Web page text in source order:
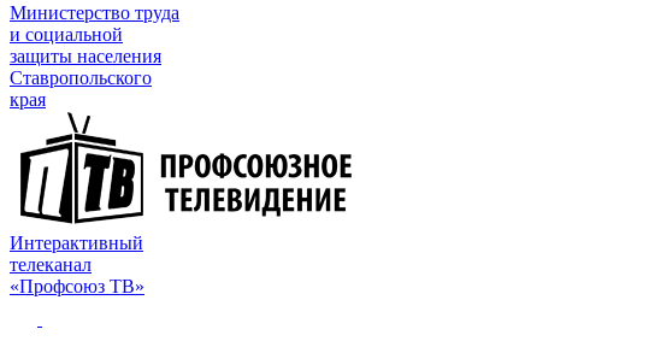
Министерство труда
и социальной
защиты населения
Ставропольского
края
Интерактивный
телеканал
«Профсоюз ТВ»